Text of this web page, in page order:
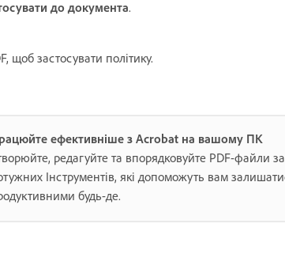
до документа.
щоб застосувати політику.
ефективніше з Acrobat на вашому ПК
редагуйте та впорядковуйте PDF-файли
Інструментів, які допоможуть вам
будь-де.